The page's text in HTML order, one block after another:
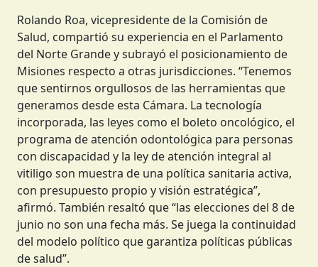
Rolando Roa, vicepresidente de la Comisión de
Salud, compartió su experiencia en el Parlamento
del Norte Grande y subrayó el posicionamiento de
Misiones respecto a otras jurisdicciones. “Tenemos
que sentirnos orgullosos de las herramientas que
generamos desde esta Cámara. La tecnología
incorporada, las leyes como el boleto oncológico, el
programa de atención odontológica para personas
con discapacidad y la ley de atención integral al
vitiligo son muestra de una política sanitaria activa,
con presupuesto propio y visión estratégica”,
afirmó. También resaltó que “las elecciones del 8 de
junio no son una fecha más. Se juega la continuidad
del modelo político que garantiza políticas públicas
de salud”.